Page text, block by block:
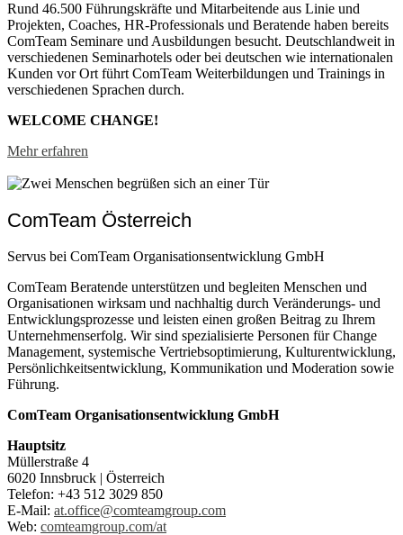
Rund 46.500 Führungskräfte und Mitarbeitende aus Linie und
Projekten, Coaches, HR-Professionals und Beratende haben bereits
ComTeam Seminare und Ausbildungen besucht. Deutschlandweit in
verschiedenen Seminarhotels oder bei deutschen wie internationalen
Kunden vor Ort führt ComTeam Weiterbildungen und Trainings in
verschiedenen Sprachen durch.
WELCOME CHANGE!
Mehr erfahren
ComTeam Österreich
Servus bei ComTeam Organisationsentwicklung GmbH
ComTeam Beratende unterstützen und begleiten Menschen und
Organisationen wirksam und nachhaltig durch Veränderungs- und
Entwicklungsprozesse und leisten einen großen Beitrag zu Ihrem
Unternehmenserfolg. Wir sind spezialisierte Personen für Change
Management, systemische Vertriebsoptimierung, Kulturentwicklung,
Persönlichkeitsentwicklung, Kommunikation und Moderation sowie
Führung.
ComTeam Organisationsentwicklung GmbH
Hauptsitz
Müllerstraße 4
6020 Innsbruck | Österreich
Telefon: +43 512 3029 850
E-Mail: at.office@comteamgroup.com
Web: comteamgroup.com/at